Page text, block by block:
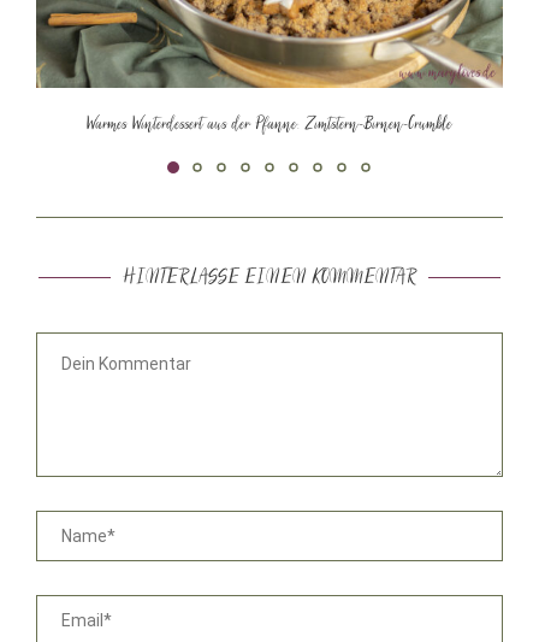
Warmes Winterdessert aus der Pfanne: Zimtstern-Birnen-Crumble
HINTERLASSE EINEN KOMMENTAR